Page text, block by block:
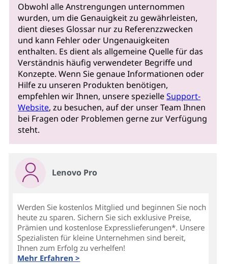
Obwohl alle Anstrengungen unternommen
wurden, um die Genauigkeit zu gewährleisten,
dient dieses Glossar nur zu Referenzzwecken
und kann Fehler oder Ungenauigkeiten
enthalten. Es dient als allgemeine Quelle für das
Verständnis häufig verwendeter Begriffe und
Konzepte. Wenn Sie genaue Informationen oder
Hilfe zu unseren Produkten benötigen,
empfehlen wir Ihnen, unsere spezielleSupport-
Website, zu besuchen, auf der unser Team Ihnen
bei Fragen oder Problemen gerne zur Verfügung
steht.
Lenovo Pro
Werden Sie kostenlos Mitglied und beginnen Sie noch
heute zu sparen. Sichern Sie sich exklusive Preise,
Prämien und kostenlose Expresslieferungen*. Unsere
Spezialisten für kleine Unternehmen sind bereit,
Ihnen zum Erfolg zu verhelfen!
Mehr Erfahren >